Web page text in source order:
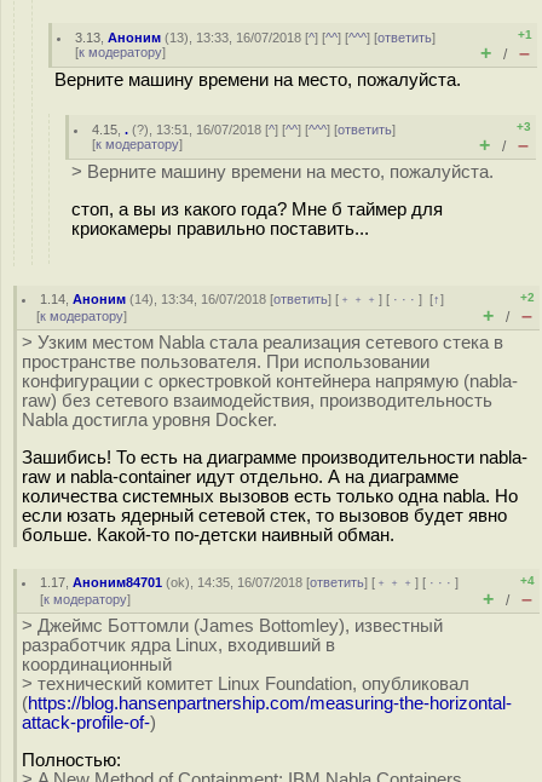
3.13 ,Аноним (13), 13:33, 16/07/2018 [^] [^^] [^^^] [ответить]
[к модератору]
+1
+ / –
Верните машину времени на место, пожалуйста.
4.15 ,. (?), 13:51, 16/07/2018 [^] [^^] [^^^] [ответить]
[к модератору]
+3
+ / –
> Верните машину времени на место, пожалуйста.
стоп, а вы из какого года? Мне б таймер для
криокамеры правильно поставить...
1.14 ,Аноним (14), 13:34, 16/07/2018 [ответить] [ ﹢﹢﹢] [ · · ·][↑]
[к модератору]
+2
+ / –
> Узким местом Nabla стала реализация сетевого стека в
пространстве пользователя. При использовании
конфигурации с оркестровкой контейнера напрямую (nabla-
raw) без сетевого взаимодействия, производительность
Nabla достигла уровня Docker.
Зашибись! То есть на диаграмме производительности nabla-
raw и nabla-container идут отдельно. А на диаграмме
количества системных вызовов есть только одна nabla. Но
если юзать ядерный сетевой стек, то вызовов будет явно
больше. Какой-то по-детски наивный обман.
1.17 ,Аноним84701 (ok), 14:35, 16/07/2018 [ответить] [ ﹢﹢﹢] [ · · ·]
[к модератору]
+4
+ / –
> Джеймс Боттомли (James Bottomley), известный
разработчик ядра Linux, входивший в
координационный
> технический комитет Linux Foundation, опубликовал
(https://blog.hansenpartnership.com/measuring-the-horizontal-
attack-profile-of-)
Полностью: